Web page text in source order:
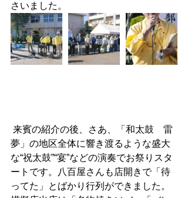
さいました。
夢」の地区全体に響き渡るような盛大
な“祝太鼓”“宴”などの演奏でお祭りスタ
ートです。八百屋さんも店開きで「待
ってた」とばかり行列ができました。